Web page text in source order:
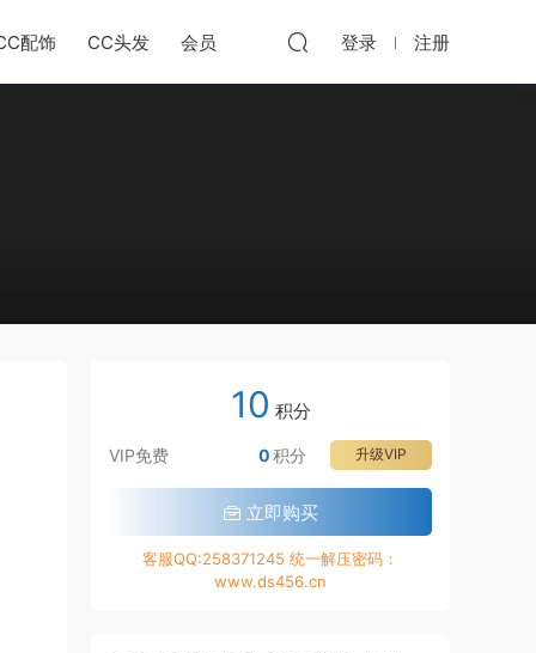
配饰 CC头发 会员 登录 注册
10 积分
VIP免费 升级VIP
0积分
立即购买
客服QQ:258371245 统一解压密码：
www.ds456.cn